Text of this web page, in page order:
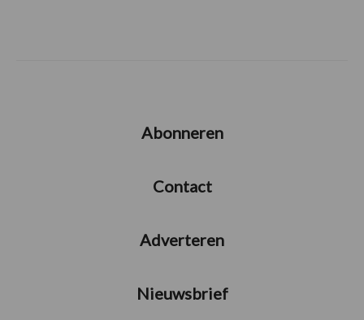
Abonneren
Contact
Adverteren
Nieuwsbrief